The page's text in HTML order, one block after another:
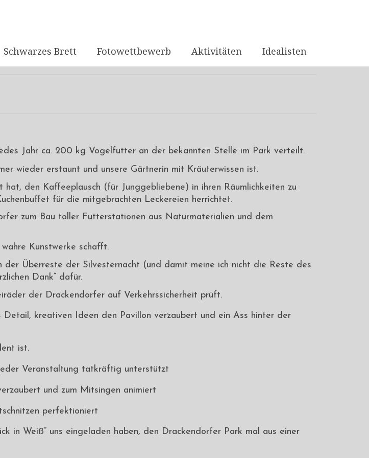
Schwarzes Brett Fotowettbewerb Aktivitäten Idealisten
Jahr ca. 200 kg Vogelfutter an der bekannten Stelle im Park verteilt.
wieder erstaunt und unsere Gärtnerin mit Kräuterwissen ist.
den Kaffeeplausch (für Junggebliebene) in ihren Räumlichkeiten zu
für die mitgebrachten Leckereien herrichtet.
zum Bau toller Futterstationen aus Naturmaterialien und dem
Kunstwerke schafft.
der Überreste der Silvesternacht (und damit meine ich nicht die Reste des
Dank“ dafür.
der Drackendorfer auf Verkehrssicherheit prüft.
kreativen Ideen den Pavillon verzaubert und ein Ass hinter der
ist.
Veranstaltung tatkräftig unterstützt
und zum Mitsingen animiert
perfektioniert
in Weiß“ uns eingeladen haben, den Drackendorfer Park mal aus einer